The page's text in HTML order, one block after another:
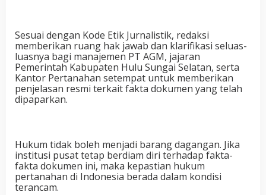
Sesuai dengan Kode Etik Jurnalistik, redaksi
memberikan ruang hak jawab dan klarifikasi seluas-
luasnya bagi manajemen PT AGM, jajaran
Pemerintah Kabupaten Hulu Sungai Selatan, serta
Kantor Pertanahan setempat untuk memberikan
penjelasan resmi terkait fakta dokumen yang telah
dipaparkan.
Hukum tidak boleh menjadi barang dagangan. Jika
institusi pusat tetap berdiam diri terhadap fakta-
fakta dokumen ini, maka kepastian hukum
pertanahan di Indonesia berada dalam kondisi
terancam.